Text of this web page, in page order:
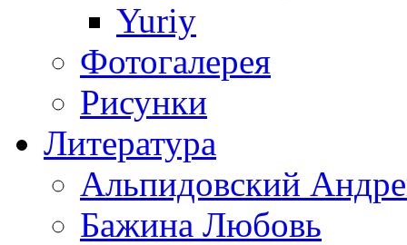
Yuriy
Фотогалерея
Рисунки
Литература
Альпидовский
Бажина Любовь